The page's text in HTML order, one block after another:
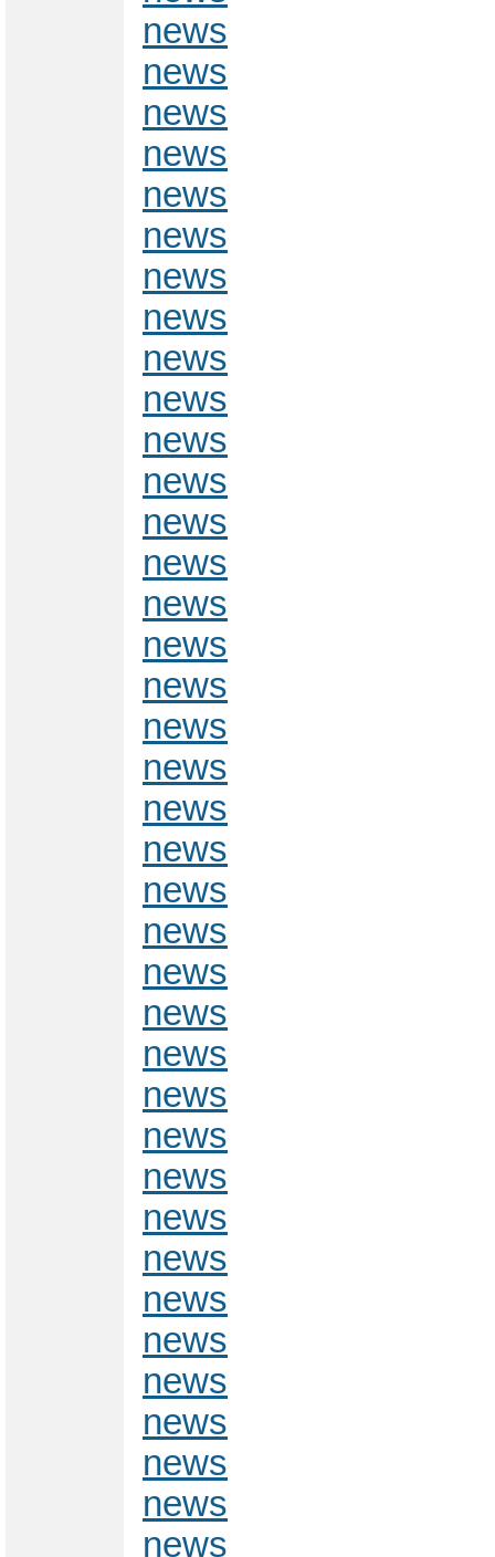
news
news
news
news
news
news
news
news
news
news
news
news
news
news
news
news
news
news
news
news
news
news
news
news
news
news
news
news
news
news
news
news
news
news
news
news
news
news